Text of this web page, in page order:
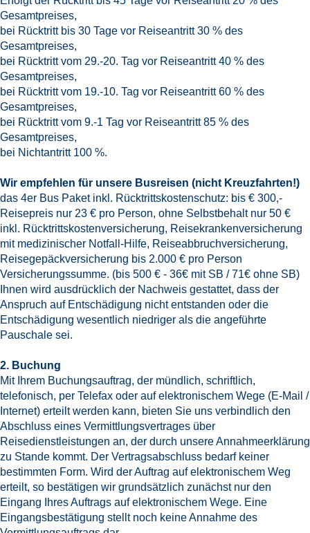
Gesamtpreises,
bei Rücktritt bis 30 Tage vor Reiseantritt 30 % des
Gesamtpreises,
bei Rücktritt vom 29.-20. Tag vor Reiseantritt 40 % des
Gesamtpreises,
bei Rücktritt vom 19.-10. Tag vor Reiseantritt 60 % des
Gesamtpreises,
bei Rücktritt vom 9.-1 Tag vor Reiseantritt 85 % des
Gesamtpreises,
bei Nichtantritt 100 %.
Wir empfehlen für unsere Busreisen (nicht Kreuzfahrten!)
das 4er Bus Paket inkl. Rücktrittskostenschutz: bis € 300,-
Reisepreis nur 23 € pro Person, ohne Selbstbehalt nur 50 €
inkl. Rücktrittskostenversicherung, Reisekrankenversicherung
mit medizinischer Notfall-Hilfe, Reiseabbruchversicherung,
Reisegepäckversicherung bis 2.000 € pro Person
Versicherungssumme. (bis 500 € - 36€ mit SB / 71€ ohne SB)
Ihnen wird ausdrücklich der Nachweis gestattet, dass der
Anspruch auf Entschädigung nicht entstanden oder die
Entschädigung wesentlich niedriger als die angeführte
Pauschale sei.
2. Buchung
Mit Ihrem Buchungsauftrag, der mündlich, schriftlich,
telefonisch, per Telefax oder auf elektronischem Wege (E-Mail /
Internet) erteilt werden kann, bieten Sie uns verbindlich den
Abschluss eines Vermittlungsvertrages über
Reisedienstleistungen an, der durch unsere Annahmeerklärung
zu Stande kommt. Der Vertragsabschluss bedarf keiner
bestimmten Form. Wird der Auftrag auf elektronischem Weg
erteilt, so bestätigen wir grundsätzlich zunächst nur den
Eingang Ihres Auftrags auf elektronischem Wege. Eine
Eingangsbestätigung stellt noch keine Annahme des